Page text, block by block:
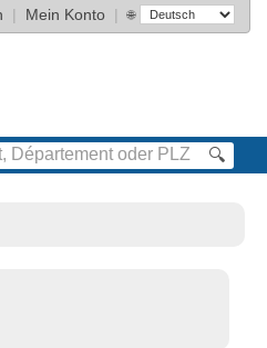
| Mein Konto | 🌐
🔍